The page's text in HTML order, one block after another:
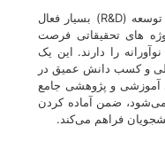
این دانشگاه همچنین در زمینه تحقیق و توسعه (R&D) بسیار فعال
های تحقیقاتی فرصت
را دارند. این یک
و کسب دانش عمیق در
و پژوهشی جامع
می‌شود، ضمن آماده کردن
فراهم می‌کند.